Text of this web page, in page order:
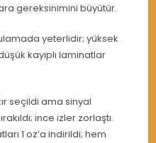
gereksinimini büyütür.
yeterlidir; yüksek
kayıplı laminatlar
seçildi ama sinyal
ince izler zorlaştı.
1 oz’a indirildi; hem